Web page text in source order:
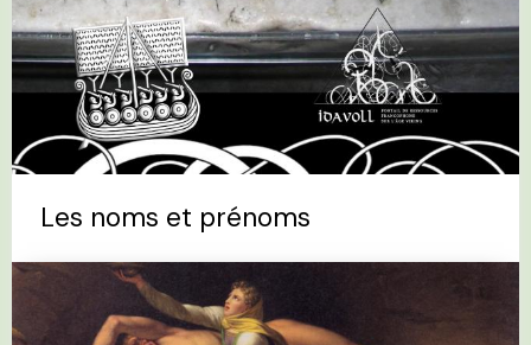
Les noms et prénoms